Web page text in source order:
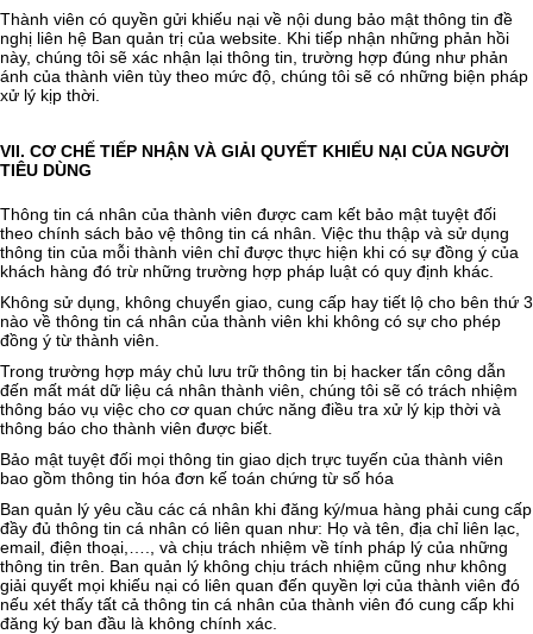
Thành viên có quyền gửi khiếu nại về nội dung bảo mật thông tin đề
nghị liên hệ Ban quản trị của website. Khi tiếp nhận những phản hồi
này, chúng tôi sẽ xác nhận lại thông tin, trường hợp đúng như phản
ánh của thành viên tùy theo mức độ, chúng tôi sẽ có những biện pháp
xử lý kịp thời.
VII. CƠ CHẾ TIẾP NHẬN VÀ GIẢI QUYẾT KHIẾU NẠI CỦA NGƯỜI
TIÊU DÙNG
Thông tin cá nhân của thành viên được cam kết bảo mật tuyệt đối
theo chính sách bảo vệ thông tin cá nhân. Việc thu thập và sử dụng
thông tin của mỗi thành viên chỉ được thực hiện khi có sự đồng ý của
khách hàng đó trừ những trường hợp pháp luật có quy định khác.
Không sử dụng, không chuyển giao, cung cấp hay tiết lộ cho bên thứ 3
nào về thông tin cá nhân của thành viên khi không có sự cho phép
đồng ý từ thành viên.
Trong trường hợp máy chủ lưu trữ thông tin bị hacker tấn công dẫn
đến mất mát dữ liệu cá nhân thành viên, chúng tôi sẽ có trách nhiệm
thông báo vụ việc cho cơ quan chức năng điều tra xử lý kịp thời và
thông báo cho thành viên được biết.
Bảo mật tuyệt đối mọi thông tin giao dịch trực tuyến của thành viên
bao gồm thông tin hóa đơn kế toán chứng từ số hóa
Ban quản lý yêu cầu các cá nhân khi đăng ký/mua hàng phải cung cấp
đầy đủ thông tin cá nhân có liên quan như: Họ và tên, địa chỉ liên lạc,
email, điện thoại,…., và chịu trách nhiệm về tính pháp lý của những
thông tin trên. Ban quản lý không chịu trách nhiệm cũng như không
giải quyết mọi khiếu nại có liên quan đến quyền lợi của thành viên đó
nếu xét thấy tất cả thông tin cá nhân của thành viên đó cung cấp khi
đăng ký ban đầu là không chính xác.